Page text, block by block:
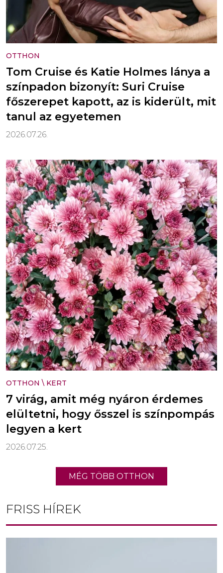
OTTHON
Tom Cruise és Katie Holmes lánya a
színpadon bizonyít: Suri Cruise
főszerepet kapott, az is kiderült, mit
tanul az egyetemen
2026.07.26.
OTTHON \ KERT
7 virág, amit még nyáron érdemes
elültetni, hogy ősszel is színpompás
legyen a kert
2026.07.25.
MÉG TÖBB OTTHON
FRISS HÍREK